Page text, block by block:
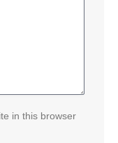
in this browser